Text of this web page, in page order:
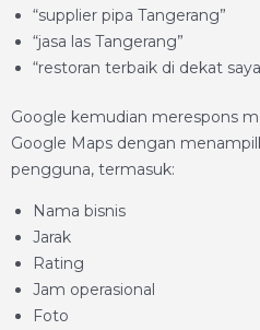
“supplier pipa Tangerang”
“jasa las Tangerang”
“restoran terbaik di dekat
Google kemudian merespons
Google Maps dengan
pengguna, termasuk:
Nama bisnis
Jarak
Rating
Jam operasional
Foto